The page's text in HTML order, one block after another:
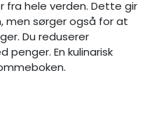
fra hele verden. Dette gir
men sørger også for at
Du reduserer
penger. En kulinarisk